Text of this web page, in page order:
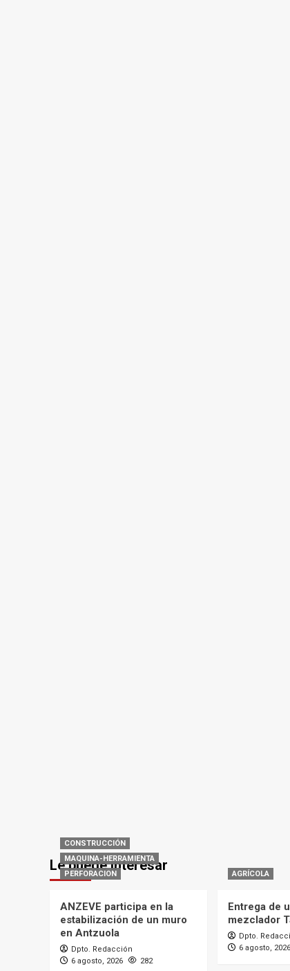
Le puede interesar
CONSTRUCCIÓN
MAQUINA-HERRAMIENTA
PERFORACION
ANZEVE participa en la
estabilización de un muro
en Antzuola
Dpto. Redacción
6 agosto, 2026
282
AGRÍCOLA
Entrega de
mezclador
Dpto.
6 agosto, 2026